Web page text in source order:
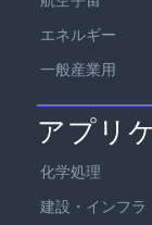
エネルギー
一般産業用
アプリ
化学処理
建設・インフラ